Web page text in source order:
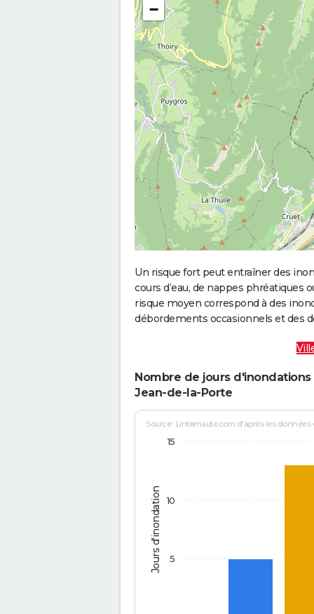
−
Un risque fort peut entraîner des
cours d’eau, de nappes phréatiques
risque moyen correspond à des
débordements occasionnels et des
Nombre de jours
Jean-de-la-Porte
Jours d'inondation
Source : Linternaute.com d'après les données
5
10
15